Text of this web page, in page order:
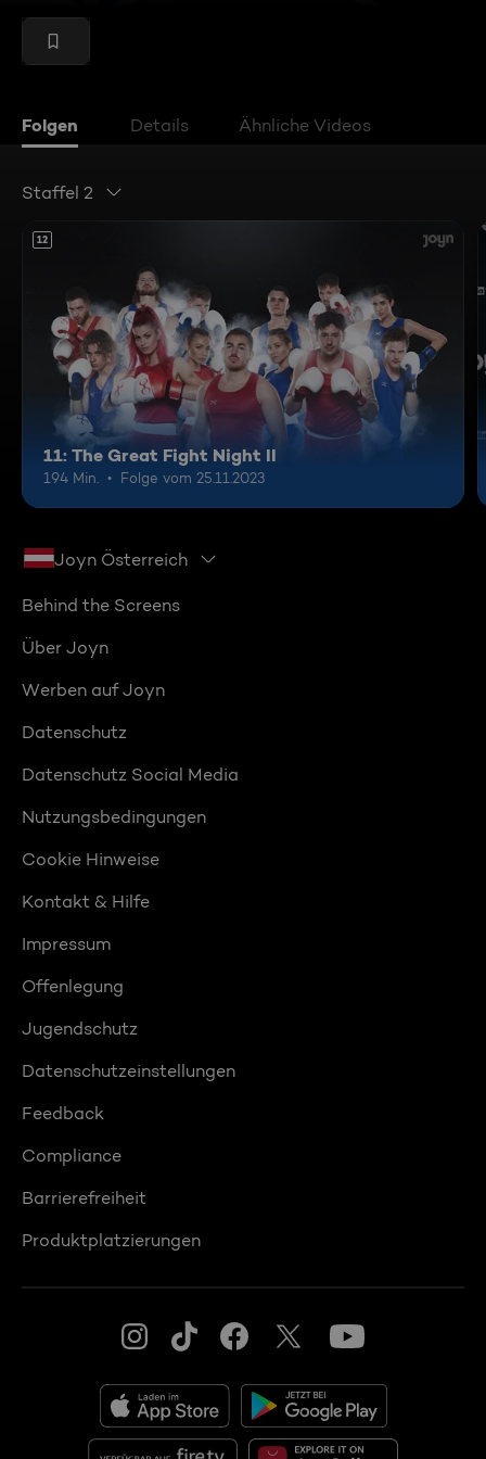
Folgen Details Ähnliche Videos
Staffel 2
12
11: The Great Fight Night II
194 Min. Folge vom 25.11.2023
Joyn Österreich
Behind the Screens
Über Joyn
Werben auf Joyn
Datenschutz
Datenschutz Social Media
Nutzungsbedingungen
Cookie Hinweise
Kontakt & Hilfe
Impressum
Offenlegung
Jugendschutz
Datenschutzeinstellungen
Feedback
Compliance
Barrierefreiheit
Produktplatzierungen